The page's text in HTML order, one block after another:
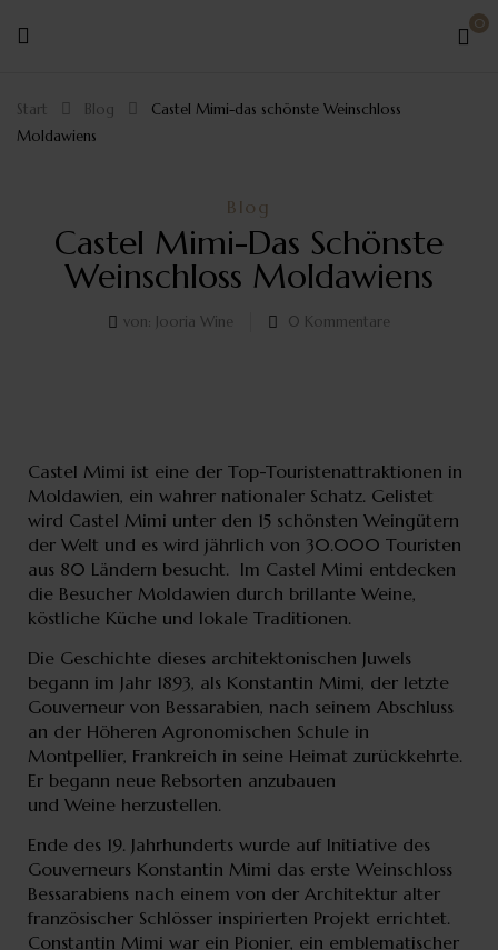
0
Start Blog
Castel Mimi-das schönste Weinschloss
Moldawiens
Blog
Castel Mimi-Das Schönste
Weinschloss Moldawiens
von: Jooria Wine 0 Kommentare
Castel Mimi ist eine der Top-Touristenattraktionen in
Moldawien, ein wahrer nationaler Schatz. Gelistet
wird Castel Mimi unter den 15 schönsten Weingütern
der Welt und es wird jährlich von 30.000 Touristen
aus 80 Ländern besucht. Im Castel Mimi entdecken
die Besucher Moldawien durch brillante Weine,
köstliche Küche und lokale Traditionen.
Die Geschichte dieses architektonischen Juwels
begann im Jahr 1893, als Konstantin Mimi, der letzte
Gouverneur von Bessarabien, nach seinem Abschluss
an der Höheren Agronomischen Schule in
Montpellier, Frankreich in seine Heimat zurückkehrte.
Er begann neue Rebsorten anzubauen
und Weine herzustellen.
Ende des 19. Jahrhunderts wurde auf Initiative des
Gouverneurs Konstantin Mimi das erste Weinschloss
Bessarabiens nach einem von der Architektur alter
französischer Schlösser inspirierten Projekt errichtet.
Constantin Mimi war ein Pionier, ein emblematischer